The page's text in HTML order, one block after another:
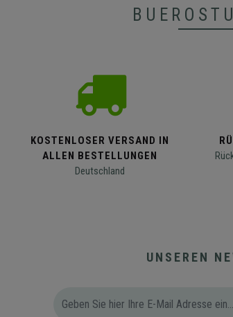
KOSTENLOSER VERSAND IN
ALLEN BESTELLUNGEN
Deutschland
UNSEREN